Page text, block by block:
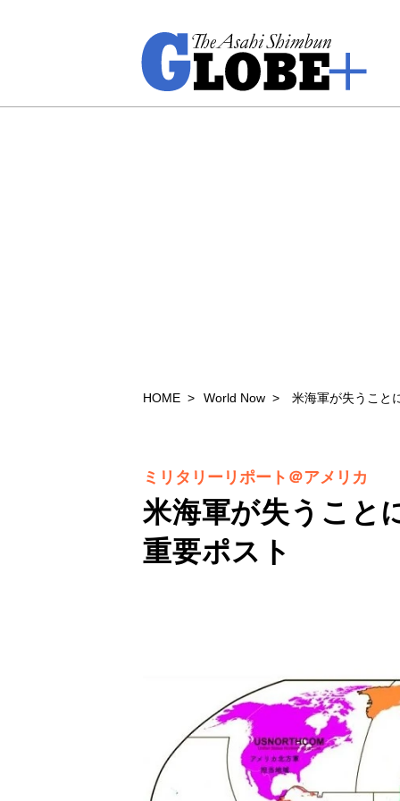
HOME World Now 米海軍が失うこと
米海軍が失うこと
重要ポスト
ミリタリーリポート＠アメリカ